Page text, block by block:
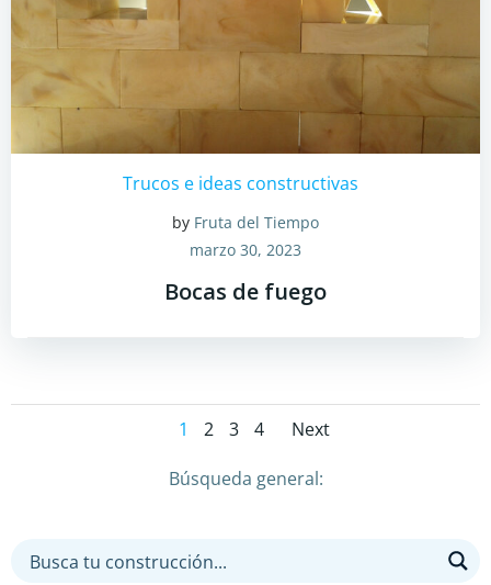
Trucos e ideas constructivas
by Fruta del Tiempo
marzo 30, 2023
Bocas de fuego
Posts
navigation
Page
1 Page
2 Page
3 Page
4
Posts
Next
Búsqueda general: